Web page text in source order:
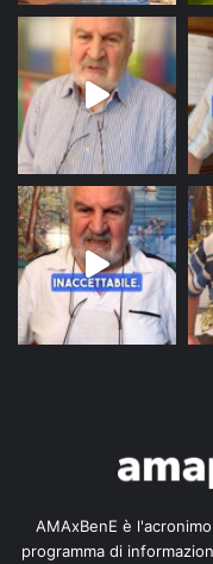
AMAxBenE è
programma di